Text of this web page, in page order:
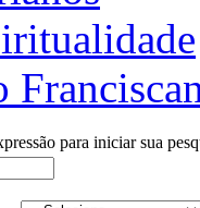
para iniciar sua